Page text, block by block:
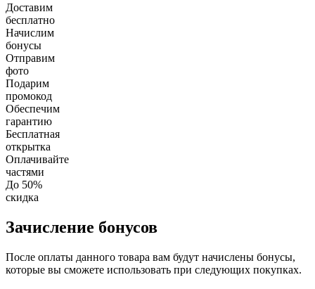
Доставим
бесплатно
Начислим
бонусы
Отправим
фото
Подарим
промокод
Обеспечим
гарантию
Бесплатная
открытка
Оплачивайте
частями
До 50%
скидка
Зачисление бонусов
После оплаты данного товара вам будут начислены бонусы,
которые вы сможете использовать при следующих покупках.